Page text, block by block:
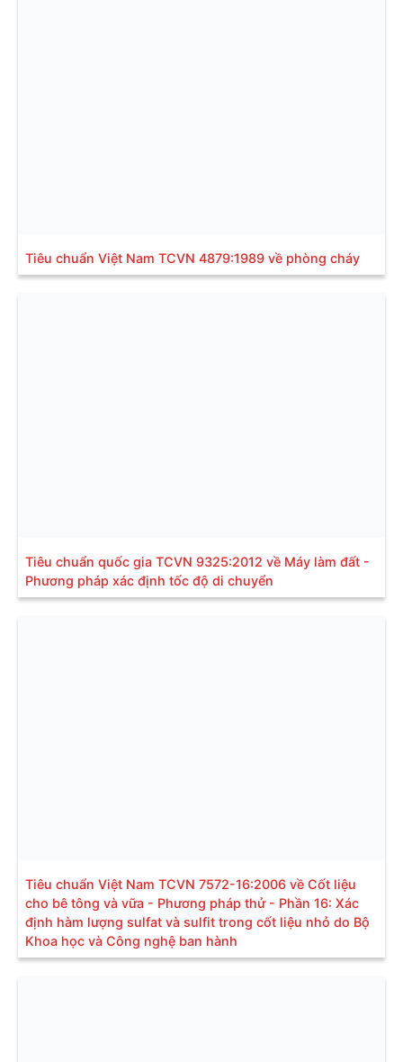
Tiêu chuẩn Việt Nam TCVN 4879:1989 về phòng cháy
Tiêu chuẩn quốc gia TCVN 9325:2012 về Máy làm đất -
Phương pháp xác định tốc độ di chuyển
Tiêu chuẩn Việt Nam TCVN 7572-16:2006 về Cốt liệu
cho bê tông và vữa - Phương pháp thử - Phần 16: Xác
định hàm lượng sulfat và sulfit trong cốt liệu nhỏ do Bộ
Khoa học và Công nghệ ban hành